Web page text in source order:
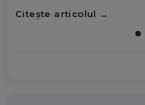
Citește articolul